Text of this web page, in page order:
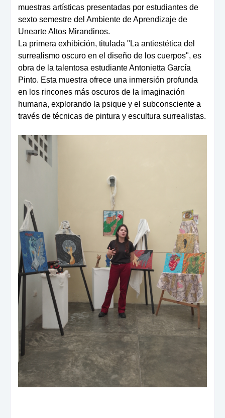
muestras artísticas presentadas por estudiantes de
sexto semestre del Ambiente de Aprendizaje de
Unearte Altos Mirandinos.
La primera exhibición, titulada "La antiestética del
surrealismo oscuro en el diseño de los cuerpos", es
obra de la talentosa estudiante Antonietta García
Pinto. Esta muestra ofrece una inmersión profunda
en los rincones más oscuros de la imaginación
humana, explorando la psique y el subconsciente a
través de técnicas de pintura y escultura surrealistas.